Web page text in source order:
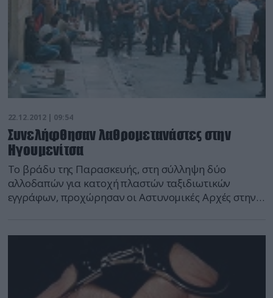
22.12.2012 | 09:54
Συνελήφθησαν λαθρομετανάστες στην
Ηγουμενίτσα
Το βράδυ της Παρασκευής, στη σύλληψη δύο
αλλοδαπών για κατοχή πλαστών ταξιδιωτικών
εγγράφων, προχώρησαν οι Αστυνομικές Αρχές στην
κατά την αυτόφωρη διαδικασία, διενεργείται από την
οικεία Λιμενική Αρχή. Τμήμα ειδήσεων defencenet.gr